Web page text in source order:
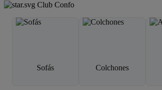
Club Confo
Sofás Colchones